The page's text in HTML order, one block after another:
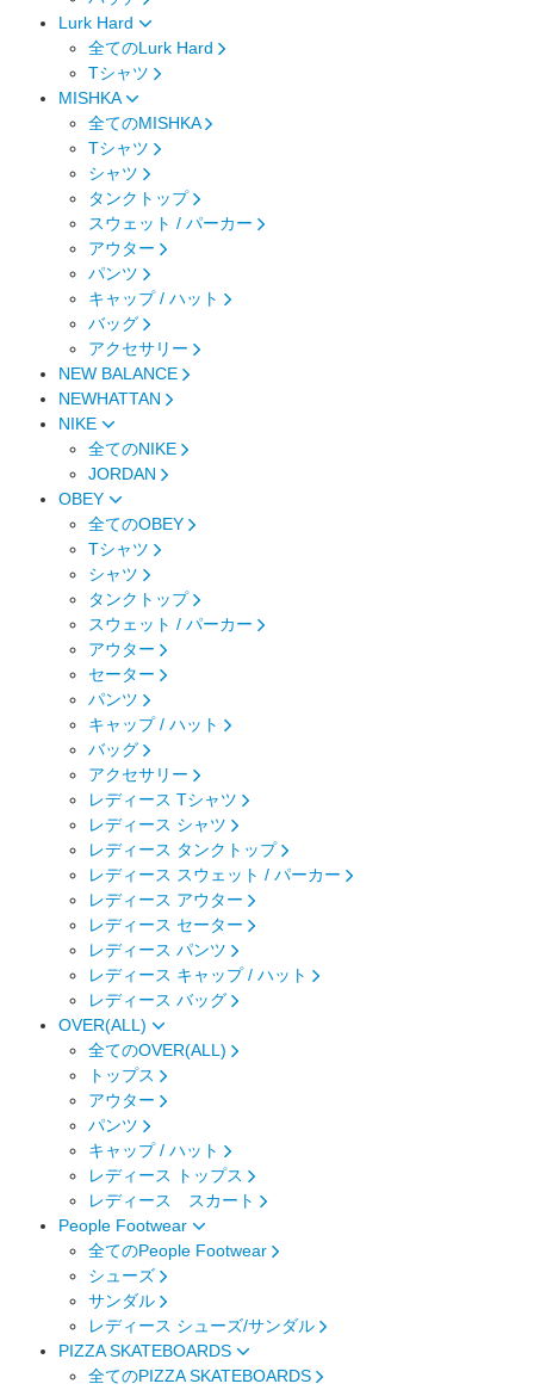
Lurk Hard
全てのLurk Hard
Tシャツ
MISHKA
全てのMISHKA
Tシャツ
シャツ
タンクトップ
スウェット / パーカー
アウター
パンツ
キャップ / ハット
バッグ
アクセサリー
NEW BALANCE
NEWHATTAN
NIKE
全てのNIKE
JORDAN
OBEY
全てのOBEY
Tシャツ
シャツ
タンクトップ
スウェット / パーカー
アウター
セーター
パンツ
キャップ / ハット
バッグ
アクセサリー
レディース Tシャツ
レディース シャツ
レディース タンクトップ
レディース スウェット / パーカー
レディース アウター
レディース セーター
レディース パンツ
レディース キャップ / ハット
レディース バッグ
OVER(ALL)
全てのOVER(ALL)
トップス
アウター
パンツ
キャップ / ハット
レディース トップス
レディース スカート
People Footwear
全てのPeople Footwear
シューズ
サンダル
レディース シューズ/サンダル
PIZZA SKATEBOARDS
全てのPIZZA SKATEBOARDS